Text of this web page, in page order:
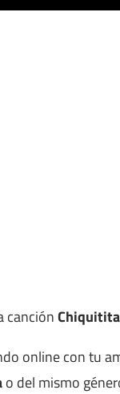
canciónChiquitita
online con tu
o del mismo